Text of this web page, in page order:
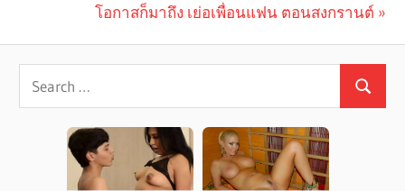
navigation
Next
โอกาสก็มาถึง เย่อเพื่อนแฟน ตอนสงกรานต์